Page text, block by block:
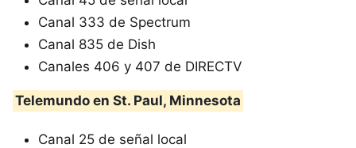
Canal 333 de Spectrum
Canal 835 de Dish
Canales 406 y 407 de DIRECTV
Telemundo en St. Paul, Minnesota
Canal 25 de señal local